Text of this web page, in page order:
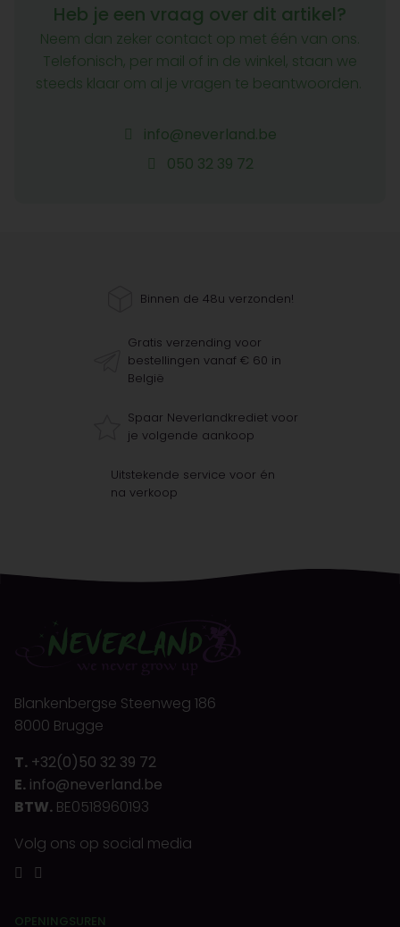
Heb je een vraag over dit artikel?
Neem dan zeker contact op met één van ons.
Telefonisch, per mail of in de winkel, staan we
steeds klaar om al je vragen te beantwoorden.
info@neverland.be
050 32 39 72
Binnen de 48u verzonden!
Gratis verzending voor
bestellingen vanaf € 60 in
België
Spaar Neverlandkrediet voor
je volgende aankoop
Uitstekende service voor én
na verkoop
Blankenbergse Steenweg 186
8000 Brugge
T. +32(0)50 32 39 72
E. info@neverland.be
BTW. BE0518960193
Volg ons op social media
OPENINGSUREN